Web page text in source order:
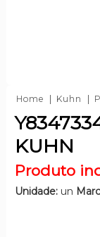
Home Kuhn
KUHN
Produto
Unidade:un